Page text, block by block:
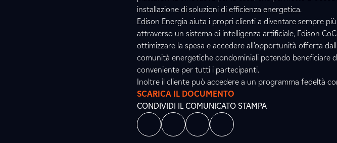
installazione di soluzioni di efficienza energetica.
Edison Energia aiuta i propri clienti a diventare sempre
attraverso un sistema di intelligenza artificiale, Edison
ottimizzare la spesa e accedere all’opportunità offerta
comunità energetiche condominiali potendo beneficiare
conveniente per tutti i partecipanti.
Inoltre il cliente può accedere a un programma fedeltà
SCARICA IL DOCUMENTO
CONDIVIDI IL COMUNICATO STAMPA